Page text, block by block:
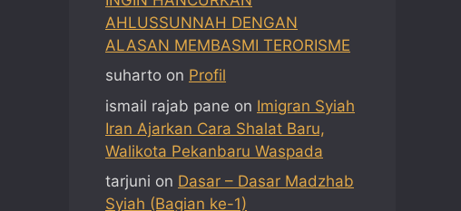
AHLUSSUNNAH DENGAN
ALASAN MEMBASMI TERORISME
suharto on Profil
ismail rajab pane on Imigran Syiah
Iran Ajarkan Cara Shalat Baru,
Walikota Pekanbaru Waspada
tarjuni on Dasar – Dasar Madzhab
Syiah (Bagian ke-1)